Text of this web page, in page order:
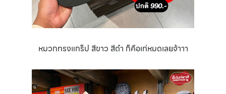
หมวกทรงแกร็ป สีขาว สีดำ ก็คือเท่หมดเลยจ้าาา